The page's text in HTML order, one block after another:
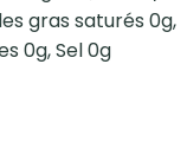
gras saturés 0g,
0g, Sel 0g